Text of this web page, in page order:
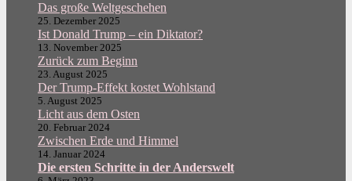
Das große Weltgeschehen
25. Dezember 2025
Ist Donald Trump – ein Diktator?
13. November 2025
Zurück zum Beginn
23. August 2025
Der Trump-Effekt kostet Wohlstand
5. August 2025
Licht aus dem Osten
20. Februar 2024
Zwischen Erde und Himmel
14. Januar 2024
Die ersten Schritte in der Anderswelt